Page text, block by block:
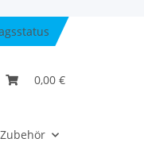
0,00 €
Zubehör